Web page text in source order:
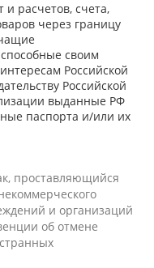
расчетов, счета,
через границу
своим
Российской
Российской
выданные РФ
паспорта и/или их
проставляющийся
и организаций
об отмене